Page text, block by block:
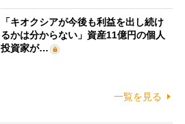
「キオクシアが今後も利益を出し続け
るかは分からない」資産11億円の個人
投資家が…
一覧を見る